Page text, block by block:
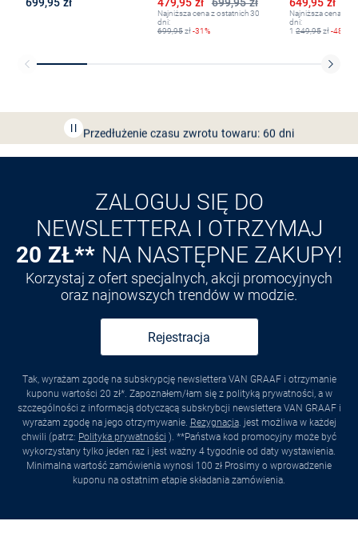
Najniższa cena z ostatnich 30
dni:
699,95zł-31%
Najniższa cena z
dni:
1 249,95zł-48%
Przedłużenie czasu zwrotu towaru: 60 dni
Odkryj aplikację VANGRAAF
ZALOGUJ SIĘ DO
NEWSLETTERA I OTRZYMAJ
20 ZŁ** NA NASTĘPNE ZAKUPY!
Korzystaj z ofert specjalnych, akcji promocyjnych
oraz najnowszych trendów w modzie.
Rejestracja
Tak, wyrażam zgodę na subskrypcję newslettera VAN GRAAF i otrzymanie
kuponu wartości 20 zł*. Zapoznałem/łam się z polityką prywatności, a w
szczególności z informacją dotyczącą subskrybcji newslettera VAN GRAAF i
wyrażam zgodę na jego otrzymywanie. Rezygnacja. jest możliwa w każdej
chwili (patrz: Polityka prywatności ). **Państwa kod promocyjny może być
wykorzystany tylko jeden raz i jest ważny 4 tygodnie od daty wystawienia.
Minimalna wartość zamówienia wynosi 100 zł Prosimy o wprowadzenie
kuponu na ostatnim etapie składania zamówienia.